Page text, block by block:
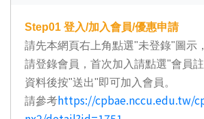
Step01 登入/加入會員/優惠申請
請先本網頁右上角點選"未登錄"圖示
請登錄會員，首次加入請點選"會員
資料後按"送出"即可加入會員。
請參考https://cpbae.nccu.edu.tw/